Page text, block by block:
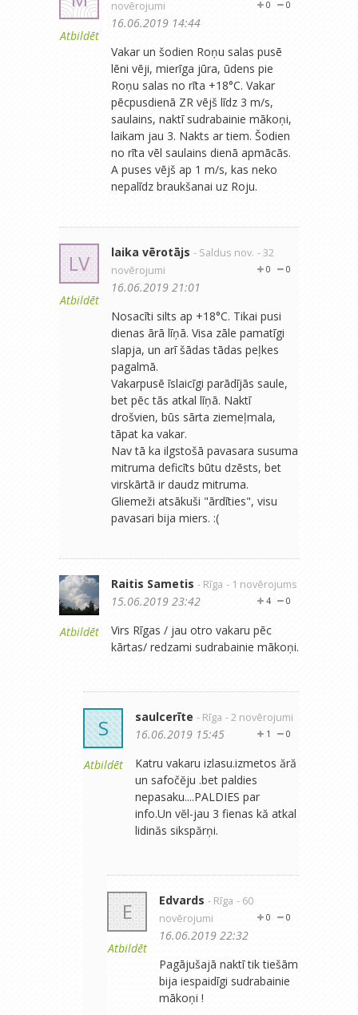
Atbildēt
novērojumi
0
0
16.06.2019 14:44
Vakar un šodien Roņu salas pusē
lēni vēji, mierīga jūra, ūdens pie
Roņu salas no rīta +18°C. Vakar
pēcpusdienā ZR vējš līdz 3 m/s,
saulains, naktī sudrabainie mākoņi,
laikam jau 3. Nakts ar tiem. Šodien
no rīta vēl saulains dienā apmācās.
A puses vējš ap 1 m/s, kas neko
nepalīdz braukšanai uz Roju.
LV
Atbildēt
laika vērotājs - Saldus nov. - 32
novērojumi
0
0
16.06.2019 21:01
Nosacīti silts ap +18°C. Tikai pusi
dienas ārā līņā. Visa zāle pamatīgi
slapja, un arī šādas tādas peļkes
pagalmā.
Vakarpusē īslaicīgi parādījās saule,
bet pēc tās atkal līņā. Naktī
drošvien, būs sārta ziemeļmala,
tāpat ka vakar.
Nav tā ka ilgstošā pavasara susuma
mitruma deficīts būtu dzēsts, bet
virskārtā ir daudz mitruma.
Gliemeži atsākuši "ārdīties", visu
pavasari bija miers. :(
Atbildēt
Raitis Sametis - Rīga - 1 novērojums
0
4
15.06.2019 23:42
Virs Rīgas / jau otro vakaru pēc
kārtas/ redzami sudrabainie mākoņi.
S
Atbildēt
saulcerīte - Rīga - 2 novērojumi
0
1
16.06.2019 15:45
Katru vakaru izlasu.izmetos ără
un safočĕju .bet paldies
nepasaku....PALDIES par
info.Un vĕl-jau 3 fienas kă atkal
lidinăs sikspărņi.
E
Atbildēt
Edvards - Rīga - 60
novērojumi
0
0
16.06.2019 22:32
Pagājušajā naktī tik tiešām
bija iespaidīgi sudrabainie
mākoņi !